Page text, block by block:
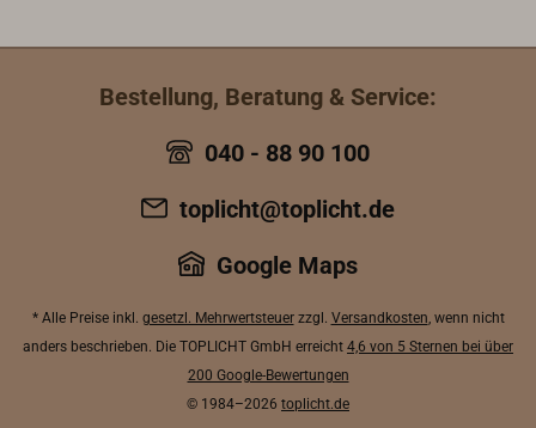
Technischen Datenblatt unter
Bestellung, Beratung & Service:
040 - 88 90 100
toplicht@toplicht.de
Google Maps
* Alle Preise inkl. gesetzl. Mehrwertsteuerzzgl. Versandkosten, wenn nicht
anders beschrieben. Die TOPLICHT GmbH erreicht 4,6 von 5 Sternen bei über
200 Google-Bewertungen
© 1984–2026 toplicht.de